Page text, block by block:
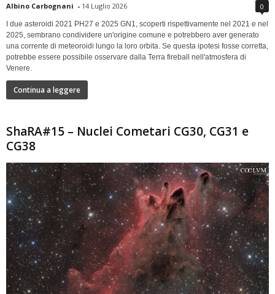
Albino Carbognani - 14 Luglio 2026 0
I due asteroidi 2021 PH27 e 2025 GN1, scoperti rispettivamente nel 2021 e nel
2025, sembrano condividere un'origine comune e potrebbero aver generato
una corrente di meteoroidi lungo la loro orbita. Se questa ipotesi fosse corretta,
potrebbe essere possibile osservare dalla Terra fireball nell'atmosfera di
Venere.
Continua a leggere
ShaRA#15 – Nuclei Cometari CG30, CG31 e
CG38